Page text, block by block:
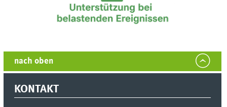
nach oben
KONTAKT